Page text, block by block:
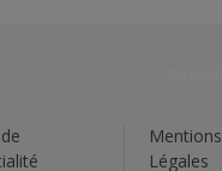
Mentions
Légales